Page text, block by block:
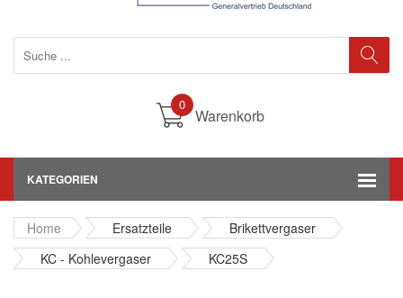
0
Warenkorb
KATEGORIEN
Home Ersatzteile
Brikettvergaser
KC - Kohlevergaser
KC25S